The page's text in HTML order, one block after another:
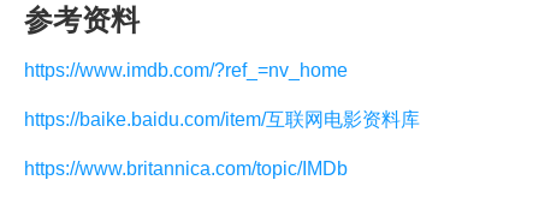
参考资料
https://www.imdb.com/?ref_=nv_home
https://baike.baidu.com/item/互联网电影资料库
https://www.britannica.com/topic/IMDb